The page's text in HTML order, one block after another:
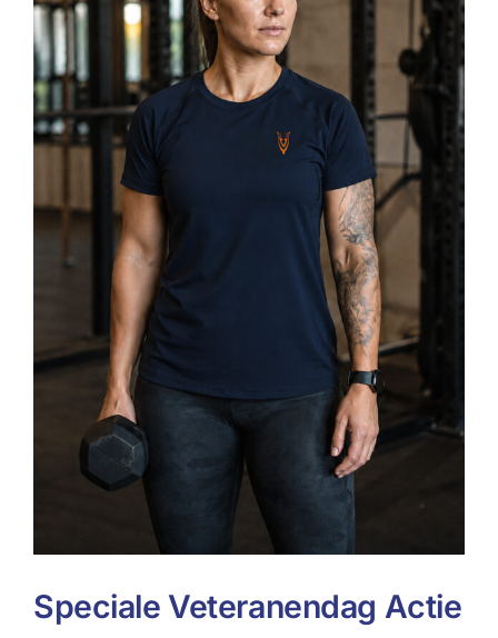
Speciale Veteranendag Actie